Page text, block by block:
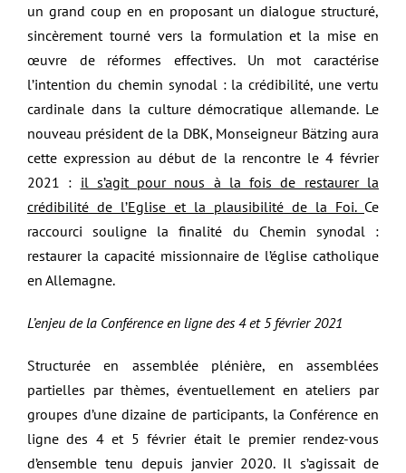
un grand coup en en proposant un dialogue structuré,
sincèrement tourné vers la formulation et la mise en
œuvre de réformes effectives. Un mot caractérise
l’intention du chemin synodal : la crédibilité, une vertu
cardinale dans la culture démocratique allemande. Le
nouveau président de la DBK, Monseigneur Bätzing aura
cette expression au début de la rencontre le 4 février
2021 : il s’agit pour nous à la fois de restaurer la
crédibilité de l’Eglise et la plausibilité de la Foi. Ce
raccourci souligne la finalité du Chemin synodal :
restaurer la capacité missionnaire de l’église catholique
en Allemagne.
L’enjeu de la Conférence en ligne des 4 et 5 février 2021
Structurée en assemblée plénière, en assemblées
partielles par thèmes, éventuellement en ateliers par
groupes d’une dizaine de participants, la Conférence en
ligne des 4 et 5 février était le premier rendez-vous
d’ensemble tenu depuis janvier 2020. Il s’agissait de